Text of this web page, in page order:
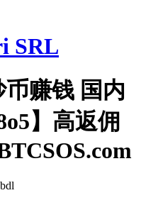
SRL
币赚钱 国内
】高返佣